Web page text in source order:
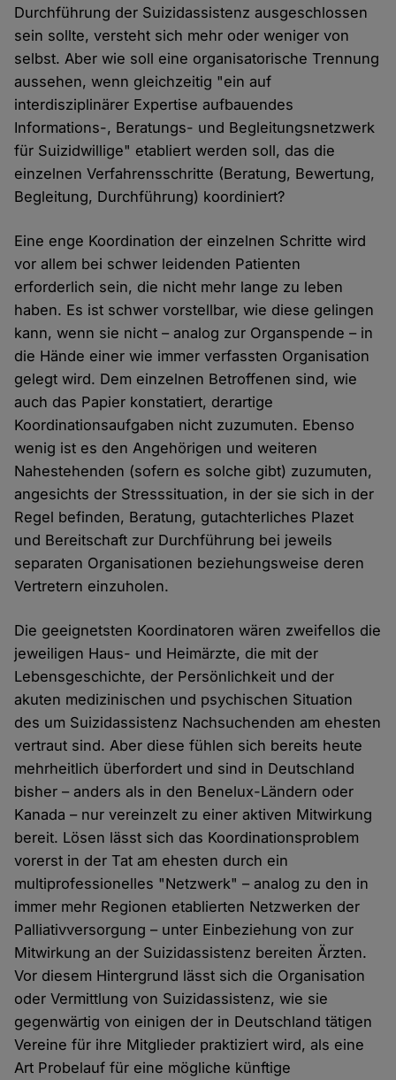
Durchführung der Suizidassistenz ausgeschlossen
sein sollte, versteht sich mehr oder weniger von
selbst. Aber wie soll eine organisatorische Trennung
aussehen, wenn gleichzeitig "ein auf
interdisziplinärer Expertise aufbauendes
Informations-, Beratungs- und Begleitungsnetzwerk
für Suizidwillige" etabliert werden soll, das die
einzelnen Verfahrensschritte (Beratung, Bewertung,
Begleitung, Durchführung) koordiniert?
Eine enge Koordination der einzelnen Schritte wird
vor allem bei schwer leidenden Patienten
erforderlich sein, die nicht mehr lange zu leben
haben. Es ist schwer vorstellbar, wie diese gelingen
kann, wenn sie nicht – analog zur Organspende – in
die Hände einer wie immer verfassten Organisation
gelegt wird. Dem einzelnen Betroffenen sind, wie
auch das Papier konstatiert, derartige
Koordinationsaufgaben nicht zuzumuten. Ebenso
wenig ist es den Angehörigen und weiteren
Nahestehenden (sofern es solche gibt) zuzumuten,
angesichts der Stresssituation, in der sie sich in der
Regel befinden, Beratung, gutachterliches Plazet
und Bereitschaft zur Durchführung bei jeweils
separaten Organisationen beziehungsweise deren
Vertretern einzuholen.
Die geeignetsten Koordinatoren wären zweifellos die
jeweiligen Haus- und Heimärzte, die mit der
Lebensgeschichte, der Persönlichkeit und der
akuten medizinischen und psychischen Situation
des um Suizidassistenz Nachsuchenden am ehesten
vertraut sind. Aber diese fühlen sich bereits heute
mehrheitlich überfordert und sind in Deutschland
bisher – anders als in den Benelux-Ländern oder
Kanada – nur vereinzelt zu einer aktiven Mitwirkung
bereit. Lösen lässt sich das Koordinationsproblem
vorerst in der Tat am ehesten durch ein
multiprofessionelles "Netzwerk" – analog zu den in
immer mehr Regionen etablierten Netzwerken der
Palliativversorgung – unter Einbeziehung von zur
Mitwirkung an der Suizidassistenz bereiten Ärzten.
Vor diesem Hintergrund lässt sich die Organisation
oder Vermittlung von Suizidassistenz, wie sie
gegenwärtig von einigen der in Deutschland tätigen
Vereine für ihre Mitglieder praktiziert wird, als eine
Art Probelauf für eine mögliche künftige